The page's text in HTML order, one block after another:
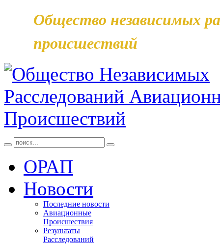
Общество независимых
происшествий
ОРАП
Новости
Последние новости
Авиационные
Происшествия
Результаты
Расследований